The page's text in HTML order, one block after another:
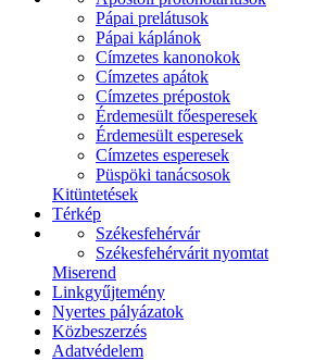
Pápai prelátusok
Pápai káplánok
Címzetes kanonokok
Címzetes apátok
Címzetes prépostok
Érdemesült főesperesek
Érdemesült esperesek
Címzetes esperesek
Püspöki tanácsosok
Kitüntetések
Térkép
Székesfehérvár
Székesfehérvárit nyomtat
Miserend
Linkgyűjtemény
Nyertes pályázatok
Közbeszerzés
Adatvédelem